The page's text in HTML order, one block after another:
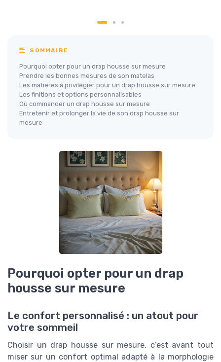
SOMMAIRE
Pourquoi opter pour un drap housse sur mesure
Prendre les bonnes mesures de son matelas
Les matières à privilégier pour un drap housse sur mesure
Les finitions et options personnalisables
Où commander un drap housse sur mesure
Entretenir et prolonger la vie de son drap housse sur
mesure
Pourquoi opter pour un drap
housse sur mesure
Le confort personnalisé : un atout pour
votre sommeil
Choisir un drap housse sur mesure, c’est avant tout
miser sur un confort optimal adapté à la morphologie